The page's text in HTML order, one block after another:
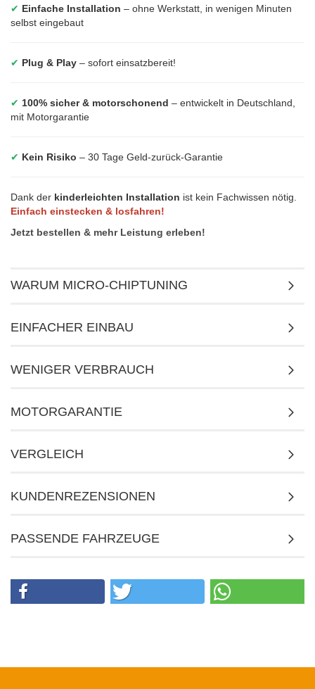
✔ Einfache Installation – ohne Werkstatt, in wenigen Minuten
selbst eingebaut
✔ Plug & Play – sofort einsatzbereit!
✔ 100% sicher & motorschonend – entwickelt in Deutschland,
mit Motorgarantie
✔ Kein Risiko – 30 Tage Geld-zurück-Garantie
Dank der kinderleichten Installation ist kein Fachwissen nötig.
Einfach einstecken & losfahren!
Jetzt bestellen & mehr Leistung erleben!
WARUM MICRO-CHIPTUNING
EINFACHER EINBAU
WENIGER VERBRAUCH
MOTORGARANTIE
VERGLEICH
KUNDENREZENSIONEN
PASSENDE FAHRZEUGE